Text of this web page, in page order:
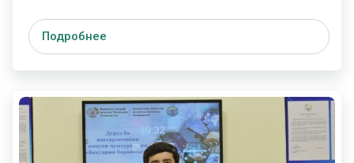
Подробнее